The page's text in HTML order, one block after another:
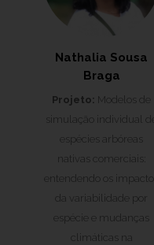
Nathalia Sousa
Braga
Projeto: Modelos de
simulação individual de
espécies arbóreas
nativas comerciais:
entendendo os impactos
da variabilidade por
espécie e mudanças
climáticas na